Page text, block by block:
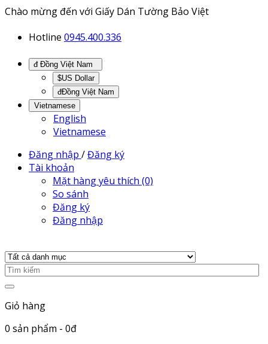
Chào mừng đến với Giấy Dán Tường Bảo Việt
Hotline 0945.400.336
$US Dollar
đĐồng Việt Nam
Vietnamese
English
Vietnamese
Đăng nhập /Đăng ký
Tài khoản
Mặt hàng yêu thích (0)
So sánh
Đăng ký
Đăng nhập
Giỏ hàng
0 sản phẩm - 0đ